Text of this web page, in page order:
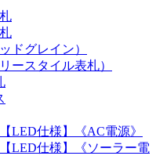
ドグレイン）
ースタイル表札）
LED仕様】《AC電源》
LED仕様】《ソーラー電